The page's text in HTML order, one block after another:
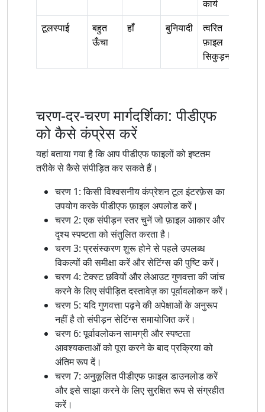
कार्य
टूलस्पाई
बहुत
ऊँचा
हाँ बुनियादी
त्वरित
फ़ाइल
सिकुड़ना
चरण-दर-चरण मार्गदर्शिका: पीडीएफ
को कैसे कंप्रेस करें
यहां बताया गया है कि आप पीडीएफ फाइलों को इष्टतम
तरीके से कैसे संपीड़ित कर सकते हैं।
चरण 1: किसी विश्वसनीय कंप्रेशन टूल इंटरफ़ेस का
उपयोग करके पीडीएफ फ़ाइल अपलोड करें।
चरण 2: एक संपीड़न स्तर चुनें जो फ़ाइल आकार और
दृश्य स्पष्टता को संतुलित करता है।
चरण 3: प्रसंस्करण शुरू होने से पहले उपलब्ध
विकल्पों की समीक्षा करें और सेटिंग्स की पुष्टि करें।
चरण 4: टेक्स्ट छवियों और लेआउट गुणवत्ता की जांच
करने के लिए संपीड़ित दस्तावेज़ का पूर्वावलोकन करें।
चरण 5: यदि गुणवत्ता पढ़ने की अपेक्षाओं के अनुरूप
नहीं है तो संपीड़न सेटिंग्स समायोजित करें।
चरण 6: पूर्वावलोकन सामग्री और स्पष्टता
आवश्यकताओं को पूरा करने के बाद प्रक्रिया को
अंतिम रूप दें।
चरण 7: अनुकूलित पीडीएफ फ़ाइल डाउनलोड करें
और इसे साझा करने के लिए सुरक्षित रूप से संग्रहीत
करें।